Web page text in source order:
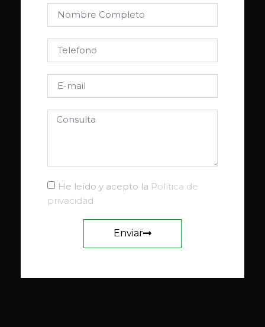
He leído y acepto la Política de
privacidad
Enviar